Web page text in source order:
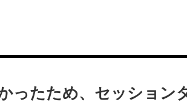
ったため、セッション